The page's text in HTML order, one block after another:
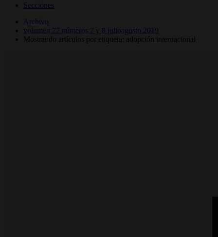
Secciones
Archivo
volumen 77 números 7 y 8 julioagosto 2019
Mostrando artículos por etiqueta: adopción internacional